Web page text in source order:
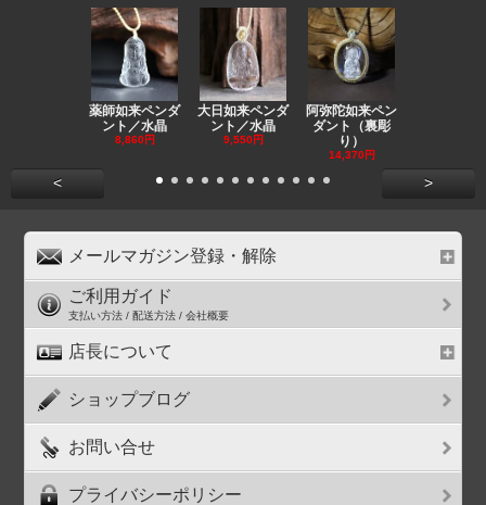
薬師如来ペンダ
ント／水晶
8,860円
大日如来ペンダ
ント／水晶
9,550円
阿弥陀如来ペン
ダント（裏彫
り）
14,370円
< >
メールマガジン登録・解除
ご利用ガイド
支払い方法 / 配送方法 / 会社概要
店長について
ショップブログ
お問い合せ
プライバシーポリシー